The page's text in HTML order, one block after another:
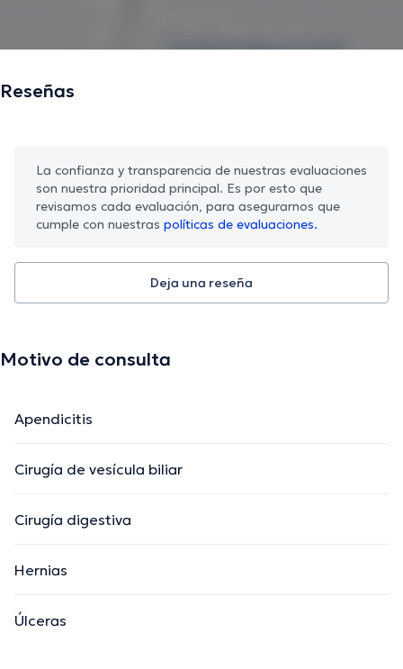
Reseñas
La confianza y transparencia de nuestras evaluaciones
son nuestra prioridad principal. Es por esto que
revisamos cada evaluación, para asegurarnos que
cumple con nuestras políticas de evaluaciones.
Deja una reseña
Motivo de consulta
Apendicitis
Cirugía de vesícula biliar
Cirugía digestiva
Hernias
Úlceras